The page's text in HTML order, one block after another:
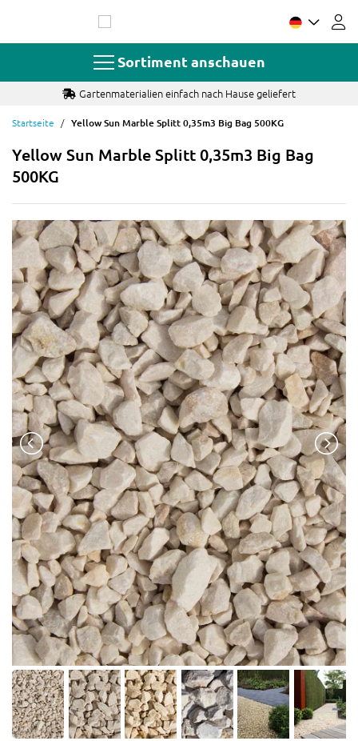
springen
Sortiment anschauen
Gartenmaterialien einfach nach Hause geliefert
Startseite Yellow Sun Marble Splitt 0,35m3 Big Bag 500KG
Yellow Sun Marble Splitt 0,35m3 Big Bag
500KG